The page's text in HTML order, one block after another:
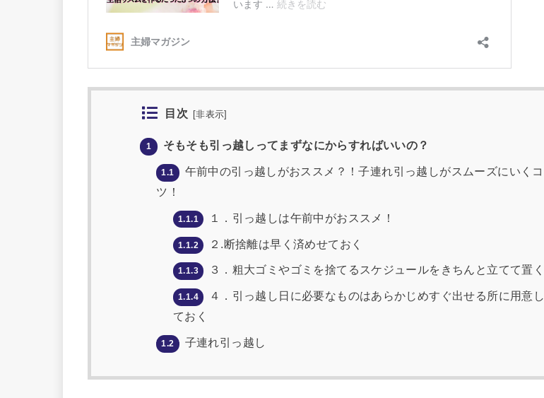
目次 [非表示
1 そもそも引っ越しってまずなにからすればいいの？
1.1
午前中の引っ越しがおススメ？！子連れ引っ越しがスムーズにいくコ
ツ！
1.1.1 １．引っ越しは午前中がおススメ！
1.1.2 ２.断捨離は早く済めせておく
1.1.3 ３．粗大ゴミやゴミを捨てるスケジュールをきちんと立てて置く
1.1.4
４．引っ越し日に必要なものはあらかじめすぐ出せる所に用意し
ておく
1.2 子連れ引っ越し